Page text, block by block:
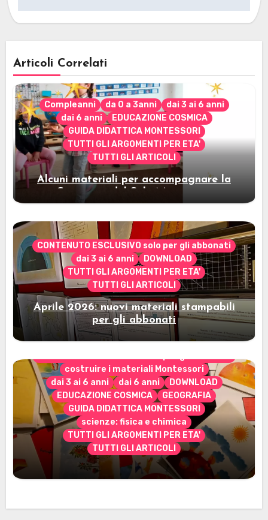
Articoli Correlati
Compleanni da 0 a 3anni
dai 3 ai 6 anni
dai 6 anni
EDUCAZIONE COSMICA
GUIDA DIDATTICA MONTESSORI
TUTTI GLI ARGOMENTI PER ETA'
TUTTI GLI ARTICOLI
Alcuni materiali per accompagnare la
Cerimonia del Sole Montessori
CONTENUTO ESCLUSIVO solo per gli abbonati
dai 3 ai 6 anni
DOWNLOAD
TUTTI GLI ARGOMENTI PER ETA'
TUTTI GLI ARTICOLI
Aprile 2026: nuovi materiali stampabili
per gli abbonati
costruire i materiali Montessori
dai 3 ai 6 anni
dai 6 anni
DOWNLOAD
EDUCAZIONE COSMICA
GEOGRAFIA
GUIDA DIDATTICA MONTESSORI
scienze: fisica e chimica
TUTTI GLI ARGOMENTI PER ETA'
TUTTI GLI ARTICOLI
Marzo 2026: nuovi materiali stampabili
per gli abbonati